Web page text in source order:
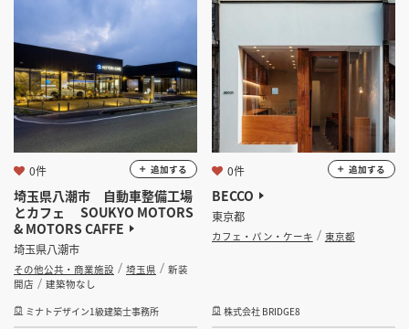
埼玉県八潮市 自動車整備工場
とカフェ SOUKYO MOTORS
& MOTORS CAFFE
埼玉県八潮市
その他公共・商業施設 埼玉県
新装
開店
建築物なし
ミナトデザイン1級建築士事務所
0件 追加する
BECCO
東京都
カフェ・パン・ケーキ 東京都
株式会社 BRIDGE8
0件 追加する